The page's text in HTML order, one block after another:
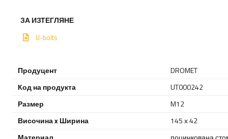
ЗА ИЗТЕГЛЯНЕ
U-bolts
Продуцент
DROMET
Код на продукта
UT000242
Размер
M12
Височина x Ширина
145 х 42